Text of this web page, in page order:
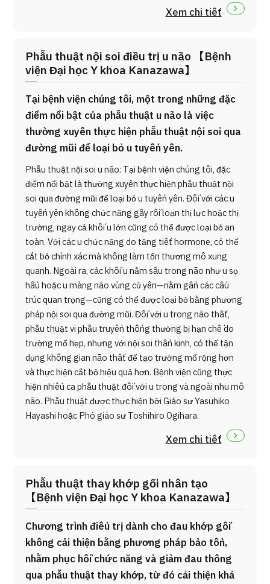
Xem chi tiết
Phẫu thuật nội soi điều trị u não 【Bệnh
viện Đại học Y khoa Kanazawa】
Tại bệnh viện chúng tôi, một trong những đặc
điểm nổi bật của phẫu thuật u não là việc
thường xuyên thực hiện phẫu thuật nội soi qua
đường mũi để loại bỏ u tuyến yên.
Phẫu thuật nội soi u não: Tại bệnh viện chúng tôi, đặc
điểm nổi bật là thường xuyên thực hiện phẫu thuật nội
soi qua đường mũi để loại bỏ u tuyến yên. Đối với các u
tuyến yên không chức năng gây rối loạn thị lực hoặc thị
trường, ngay cả khối u lớn cũng có thể được loại bỏ an
toàn. Với các u chức năng do tăng tiết hormone, có thể
cắt bỏ chính xác mà không làm tổn thương mô xung
quanh. Ngoài ra, các khối u nằm sâu trong não như u sọ
hầu hoặc u màng não vùng củ yên—nằm gần các cấu
trúc quan trọng—cũng có thể được loại bỏ bằng phương
pháp nội soi qua đường mũi. Đối với u trong não thất,
phẫu thuật vi phẫu truyền thống thường bị hạn chế do
trường mổ hẹp, nhưng với nội soi thần kinh, có thể tận
dụng không gian não thất để tạo trường mổ rộng hơn
và thực hiện cắt bỏ hiệu quả hơn. Bệnh viện cũng thực
hiện nhiều ca phẫu thuật đối với u trong và ngoài nhu mô
não. Phẫu thuật được thực hiện bởi Giáo sư Yasuhiko
Hayashi hoặc Phó giáo sư Toshihiro Ogihara.
Xem chi tiết
Phẫu thuật thay khớp gối nhân tạo
【Bệnh viện Đại học Y khoa Kanazawa】
Chương trình điều trị dành cho đau khớp gối
không cải thiện bằng phương pháp bảo tồn,
nhằm phục hồi chức năng và giảm đau thông
qua phẫu thuật thay khớp, từ đó cải thiện khả